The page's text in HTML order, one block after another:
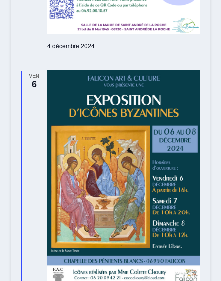
4 décembre 2024
VEN
6